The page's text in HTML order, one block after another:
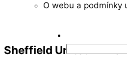
O webu a podmínky
Vyhledávání
Sheffield United –